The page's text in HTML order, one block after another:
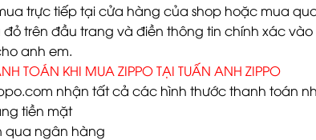
trực tiếp tại cửa hàng của shop hoặc mua
đỏ trên đầu trang và điền thông tin chính xác
anh em.
TOÁN KHI MUA ZIPPO TẠI TUẤN ANH ZIPPO
nhận tất cả các hình thước thanh toán
tiền mặt
qua ngân hàng